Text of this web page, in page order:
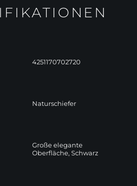
4251170702720
Naturschiefer
Große elegante
Oberfläche, Schwarz